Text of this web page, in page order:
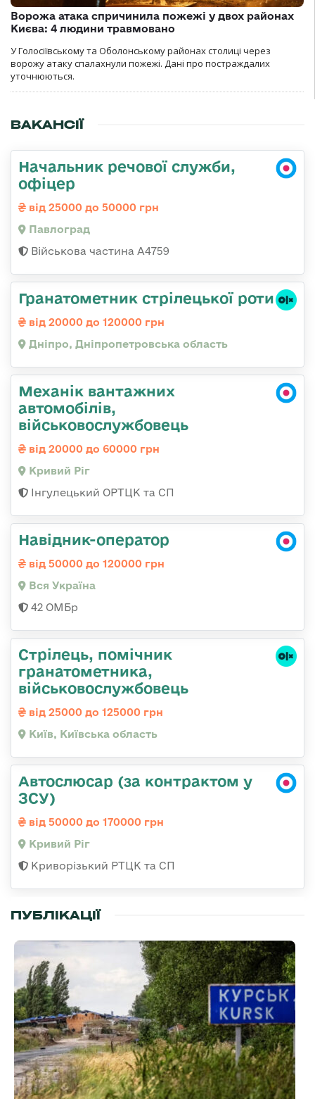
Ворожа атака спричинила пожежі у двох районах
Києва: 4 людини травмовано
У Голосіївському та Оболонському районах столиці через
ворожу атаку спалахнули пожежі. Дані про постраждалих
уточнюються.
ВАКАНСІЇ
Начальник речової служби,
офіцер
від 25000 до 50000 грн
Павлоград
Військова частина А4759
Гранатометник стрілецької роти
від 20000 до 120000 грн
Дніпро, Дніпропетровська область
Механік вантажних
автомобілів,
військовослужбовець
від 20000 до 60000 грн
Кривий Ріг
Інгулецький ОРТЦК та СП
Навідник-оператор
від 50000 до 120000 грн
Вся Україна
42 ОМБр
Стpілець, помічник
гpанатометника,
військовослужбовець
від 25000 до 125000 грн
Київ, Київська область
Автослюсар (за контрактом у
ЗСУ)
від 50000 до 170000 грн
Кривий Ріг
Криворізький РТЦК та СП
ПУБЛІКАЦІЇ